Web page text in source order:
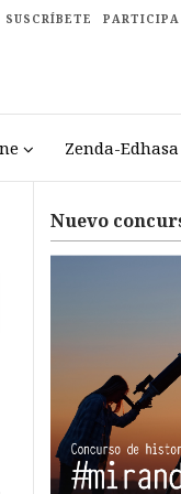
SUSCRÍBETE PARTICIPA
Zenda-Edhasa
Nuevo